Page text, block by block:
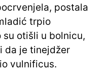
postala
trpio
otišli u bolnicu,
da je tinejdžer
vulnificus.